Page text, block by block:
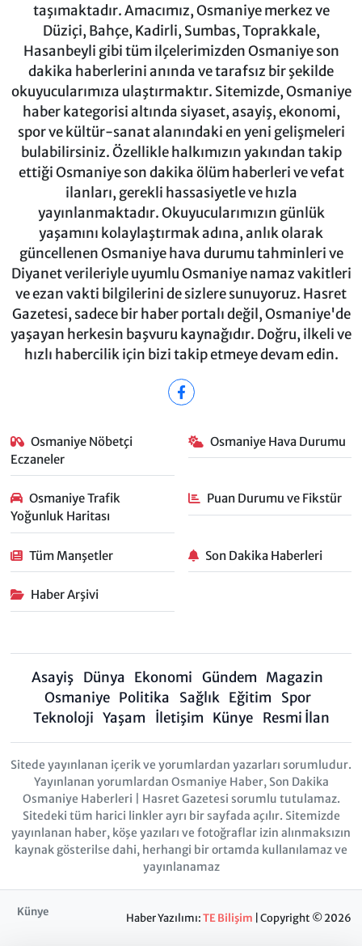
taşımaktadır. Amacımız, Osmaniye merkez ve
Düziçi, Bahçe, Kadirli, Sumbas, Toprakkale,
Hasanbeyli gibi tüm ilçelerimizden Osmaniye son
dakika haberlerini anında ve tarafsız bir şekilde
okuyucularımıza ulaştırmaktır. Sitemizde, Osmaniye
haber kategorisi altında siyaset, asayiş, ekonomi,
spor ve kültür-sanat alanındaki en yeni gelişmeleri
bulabilirsiniz. Özellikle halkımızın yakından takip
ettiği Osmaniye son dakika ölüm haberleri ve vefat
ilanları, gerekli hassasiyetle ve hızla
yayınlanmaktadır. Okuyucularımızın günlük
yaşamını kolaylaştırmak adına, anlık olarak
güncellenen Osmaniye hava durumu tahminleri ve
Diyanet verileriyle uyumlu Osmaniye namaz vakitleri
ve ezan vakti bilgilerini de sizlere sunuyoruz. Hasret
Gazetesi, sadece bir haber portalı değil, Osmaniye'de
yaşayan herkesin başvuru kaynağıdır. Doğru, ilkeli ve
hızlı habercilik için bizi takip etmeye devam edin.
Osmaniye Nöbetçi
Eczaneler
Osmaniye Hava Durumu
Osmaniye Trafik
Yoğunluk Haritası
Puan Durumu ve Fikstür
Tüm Manşetler Son Dakika Haberleri
Haber Arşivi
Asayiş Dünya Ekonomi Gündem Magazin
Osmaniye Politika Sağlık Eğitim
Spor
Teknoloji Yaşam İletişim Künye Resmi İlan
Sitede yayınlanan içerik ve yorumlardan yazarları sorumludur.
Yayınlanan yorumlardan Osmaniye Haber, Son Dakika
Osmaniye Haberleri | Hasret Gazetesi sorumlu tutulamaz.
Sitedeki tüm harici linkler ayrı bir sayfada açılır. Sitemizde
yayınlanan haber, köşe yazıları ve fotoğraflar izin alınmaksızın
kaynak gösterilse dahi, herhangi bir ortamda kullanılamaz ve
yayınlanamaz
Künye Haber Yazılımı:TE Bilişim | Copyright © 2026